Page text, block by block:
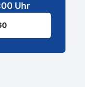
Uhr